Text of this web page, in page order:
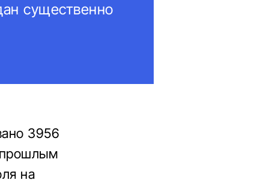
существенно
3956
прошлым
на